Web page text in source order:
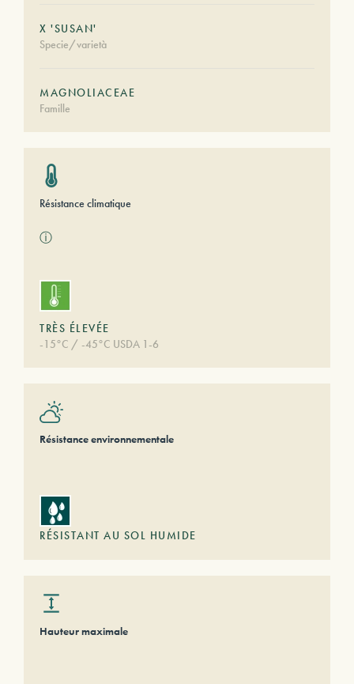
X 'SUSAN'
Specie/varietà
MAGNOLIACEAE
Famille
Résistance climatique
ⓘ
TRÈS ÉLEVÉE
-15°C / -45°C USDA 1-6
Résistance environnementale
RÉSISTANT AU SOL HUMIDE
Hauteur maximale